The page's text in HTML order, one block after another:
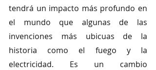
tendrá un impacto más profundo en
el mundo que algunas de las
invenciones más ubicuas de la
historia como el fuego y la
electricidad. Es un cambio